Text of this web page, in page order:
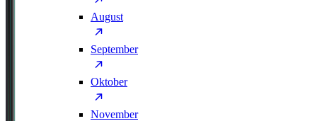
August
September
Oktober
November